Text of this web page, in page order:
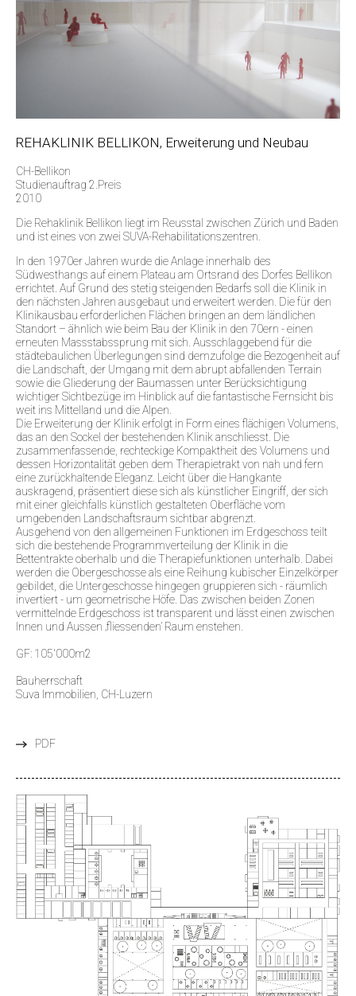
REHAKLINIK BELLIKON, Erweiterung und Neubau
CH-Bellikon
Studienauftrag 2.Preis
2010
Die Rehaklinik Bellikon liegt im Reusstal zwischen Zürich und Baden
und ist eines von zwei SUVA-Rehabilitationszentren.
In den 1970er Jahren wurde die Anlage innerhalb des
Südwesthangs auf einem Plateau am Ortsrand des Dorfes Bellikon
errichtet. Auf Grund des stetig steigenden Bedarfs soll die Klinik in
den nächsten Jahren ausgebaut und erweitert werden. Die für den
Klinikausbau erforderlichen Flächen bringen an dem ländlichen
Standort – ähnlich wie beim Bau der Klinik in den 70ern - einen
erneuten Massstabssprung mit sich. Ausschlaggebend für die
städtebaulichen Überlegungen sind demzufolge die Bezogenheit auf
die Landschaft, der Umgang mit dem abrupt abfallenden Terrain
sowie die Gliederung der Baumassen unter Berücksichtigung
wichtiger Sichtbezüge im Hinblick auf die fantastische Fernsicht bis
weit ins Mittelland und die Alpen.
Die Erweiterung der Klinik erfolgt in Form eines flächigen Volumens,
das an den Sockel der bestehenden Klinik anschliesst. Die
zusammenfassende, rechteckige Kompaktheit des Volumens und
dessen Horizontalität geben dem Therapietrakt von nah und fern
eine zurückhaltende Eleganz. Leicht über die Hangkante
auskragend, präsentiert diese sich als künstlicher Eingriff, der sich
mit einer gleichfalls künstlich gestalteten Oberfläche vom
umgebenden Landschaftsraum sichtbar abgrenzt.
Ausgehend von den allgemeinen Funktionen im Erdgeschoss teilt
sich die bestehende Programmverteilung der Klinik in die
Bettentrakte oberhalb und die Therapiefunktionen unterhalb. Dabei
werden die Obergeschosse als eine Reihung kubischer Einzelkörper
gebildet, die Untergeschosse hingegen gruppieren sich - räumlich
invertiert - um geometrische Höfe. Das zwischen beiden Zonen
vermittelnde Erdgeschoss ist transparent und lässt einen zwischen
Innen und Aussen ‚fliessenden’ Raum enstehen.
GF: 105'000m2
Bauherrschaft
Suva Immobilien, CH-Luzern
PDF